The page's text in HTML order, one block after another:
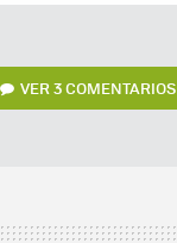
VER3 COMENTARIOS